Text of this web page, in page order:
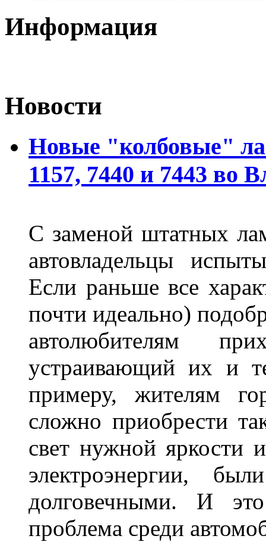
Информация
Новости
Новые "колбовые"
1157, 7440 и 7443 во
С заменой штатных
автовладельцы
Если раньше все
почти идеально)
автолюбителям
устраивающий их и
примеру, жителям
сложно приобрести
свет нужной яркости
электроэнергии,
долговечными. И
проблема среди